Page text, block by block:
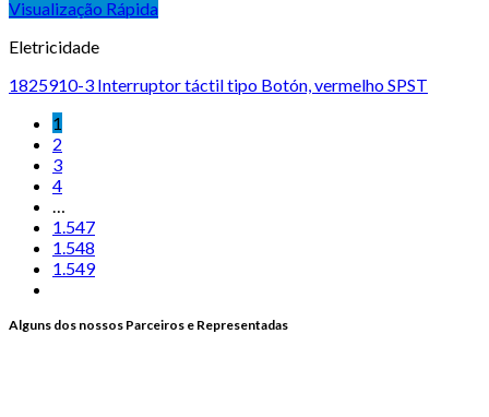
Visualização Rápida
Eletricidade
1825910-3 Interruptor táctil tipo Botón, vermelho SPST
1
2
3
4
…
1.547
1.548
1.549
Alguns dos nossos Parceiros e Representadas